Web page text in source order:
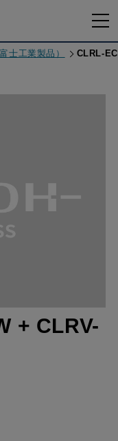
士工業製品） CLRL-
+ CLRV-